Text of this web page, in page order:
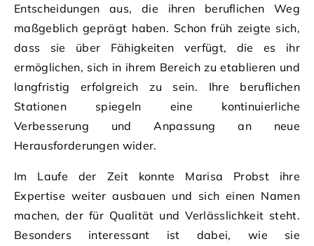
Entscheidungen aus, die ihren beruflichen Weg
maßgeblich geprägt haben. Schon früh zeigte sich,
dass sie über Fähigkeiten verfügt, die es ihr
ermöglichen, sich in ihrem Bereich zu etablieren und
langfristig erfolgreich zu sein. Ihre beruflichen
Stationen spiegeln eine kontinuierliche
Verbesserung und Anpassung an neue
Herausforderungen wider.
Im Laufe der Zeit konnte Marisa Probst ihre
Expertise weiter ausbauen und sich einen Namen
machen, der für Qualität und Verlässlichkeit steht.
Besonders interessant ist dabei, wie sie